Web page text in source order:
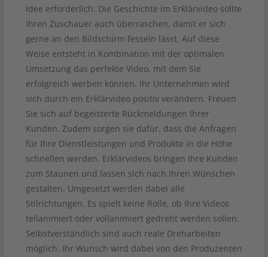
Idee erforderlich. Die Geschichte im Erklärvideo sollte
Ihren Zuschauer auch überraschen, damit er sich
gerne an den Bildschirm fesseln lässt. Auf diese
Weise entsteht in Kombination mit der optimalen
Umsetzung das perfekte Video, mit dem Sie
erfolgreich werben können. Ihr Unternehmen wird
sich durch ein Erklärvideo positiv verändern. Freuen
Sie sich auf begeisterte Rückmeldungen Ihrer
Kunden. Zudem sorgen sie dafür, dass die Anfragen
für Ihre Dienstleistungen und Produkte in die Höhe
schnellen werden. Erklärvideos bringen Ihre Kunden
zum Staunen und lassen sich nach Ihren Wünschen
gestalten. Umgesetzt werden dabei alle
Stilrichtungen. Es spielt keine Rolle, ob Ihre Videos
teilanimiert oder vollanimiert gedreht werden sollen.
Selbstverständlich sind auch reale Dreharbeiten
möglich. Ihr Wunsch wird dabei von den Produzenten